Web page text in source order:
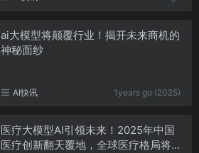
ai大模型将颠覆行业！揭开未来商机的
神秘面纱
AI快讯 1years go (2025)
医疗大模型AI引领未来！2025年中国
医疗创新翻天覆地，全球医疗格局将如